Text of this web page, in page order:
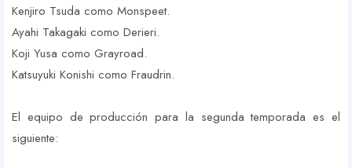
Kenjiro Tsuda como Monspeet.
Ayahi Takagaki como Derieri.
Koji Yusa como Grayroad.
Katsuyuki Konishi como Fraudrin.
El equipo de producción para la segunda temporada es el
siguiente: